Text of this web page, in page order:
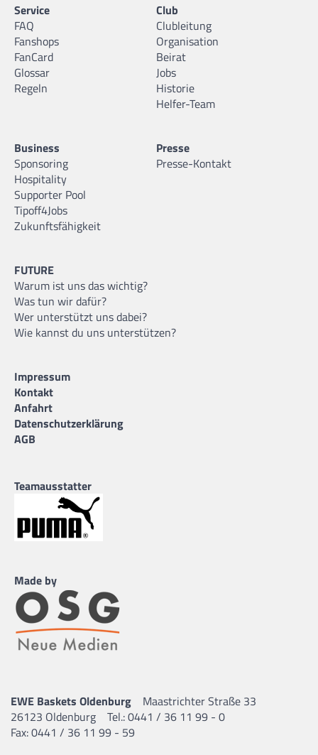
Service
FAQ
Fanshops
FanCard
Glossar
Regeln
Club
Clubleitung
Organisation
Beirat
Jobs
Historie
Helfer-Team
Business
Sponsoring
Hospitality
Supporter Pool
Tipoff4Jobs
Zukunftsfähigkeit
Presse
Presse-Kontakt
FUTURE
Warum ist uns das wichtig?
Was tun wir dafür?
Wer unterstützt uns dabei?
Wie kannst du uns unterstützen?
Impressum
Kontakt
Anfahrt
Datenschutzerklärung
AGB
Teamausstatter
Made by
EWE Baskets Oldenburg
Maastrichter Straße 33
26123 Oldenburg
Tel.: 0441 / 36 11 99 - 0
Fax: 0441 / 36 11 99 - 59